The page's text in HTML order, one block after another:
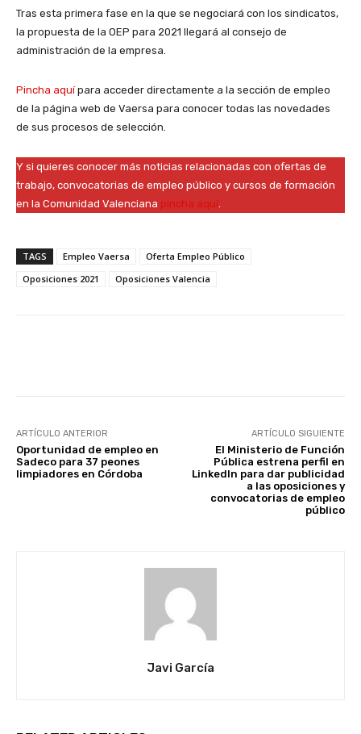
Tras esta primera fase en la que se negociará con los sindicatos,
la propuesta de la OEP para 2021 llegará al consejo de
administración de la empresa.
Pincha aquípara acceder directamente a la sección de empleo
de la página web de Vaersa para conocer todas las novedades
de sus procesos de selección.
Y si quieres conocer más noticias relacionadas con ofertas de
trabajo, convocatorias de empleo público y cursos de formación
en la Comunidad Valenciana pincha aquí
TAGS Empleo Vaersa
Oferta Empleo Público
Oposiciones 2021
Oposiciones Valencia
ARTÍCULO ANTERIOR
Oportunidad de empleo en
Sadeco para 37 peones
limpiadores en Córdoba
ARTÍCULO SIGUIENTE
El Ministerio de Función
Pública estrena perfil en
LinkedIn para dar publicidad
a las oposiciones y
convocatorias de empleo
público
Javi García